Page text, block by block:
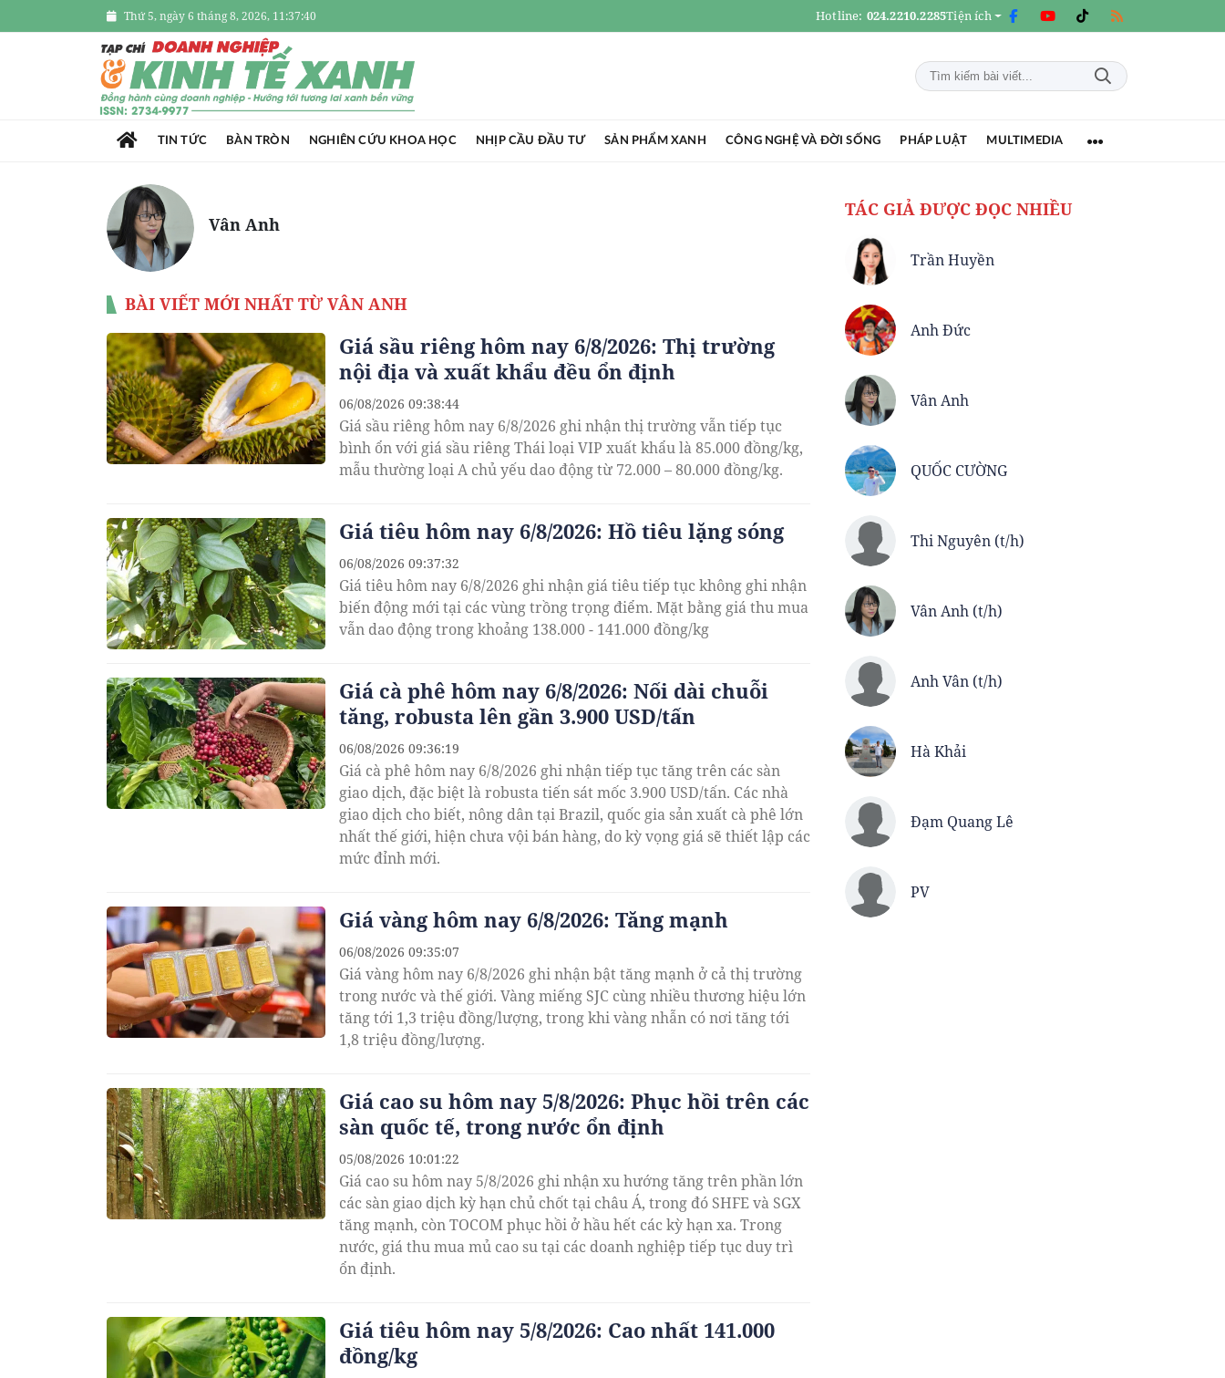
Thứ 5, ngày 6 tháng 8, 2026, 11:37:41 Hotline: 024.2210.2285Tiện ích
TIN TỨC BÀN TRÒN NGHIÊN CỨU KHOA HỌC NHỊP CẦU ĐẦU TƯ SẢN PHẨM XANH CÔNG NGHỆ VÀ ĐỜI SỐNG PHÁP LUẬT MULTIMEDIA
Vân Anh
BÀI VIẾT MỚI NHẤT TỪ VÂN ANH
Giá sầu riêng hôm nay 6/8/2026: Thị trường
nội địa và xuất khẩu đều ổn định
Giá sầu riêng hôm nay 6/8/2026 ghi nhận thị trường vẫn tiếp tục
bình ổn với giá sầu riêng Thái loại VIP xuất khẩu là 85.000 đồng/kg,
mẫu thường loại A chủ yếu dao động từ 72.000 – 80.000 đồng/kg.
06/08/2026 09:38:44
Giá tiêu hôm nay 6/8/2026: Hồ tiêu lặng sóng
Giá tiêu hôm nay 6/8/2026 ghi nhận giá tiêu tiếp tục không ghi nhận
biến động mới tại các vùng trồng trọng điểm. Mặt bằng giá thu mua
vẫn dao động trong khoảng 138.000 - 141.000 đồng/kg
06/08/2026 09:37:32
Giá cà phê hôm nay 6/8/2026: Nối dài chuỗi
tăng, robusta lên gần 3.900 USD/tấn
Giá cà phê hôm nay 6/8/2026 ghi nhận tiếp tục tăng trên các sàn
giao dịch, đặc biệt là robusta tiến sát mốc 3.900 USD/tấn. Các nhà
giao dịch cho biết, nông dân tại Brazil, quốc gia sản xuất cà phê lớn
nhất thế giới, hiện chưa vội bán hàng, do kỳ vọng giá sẽ thiết lập các
mức đỉnh mới.
06/08/2026 09:36:19
Giá vàng hôm nay 6/8/2026: Tăng mạnh
Giá vàng hôm nay 6/8/2026 ghi nhận bật tăng mạnh ở cả thị trường
trong nước và thế giới. Vàng miếng SJC cùng nhiều thương hiệu lớn
tăng tới 1,3 triệu đồng/lượng, trong khi vàng nhẫn có nơi tăng tới
1,8 triệu đồng/lượng.
06/08/2026 09:35:07
Giá cao su hôm nay 5/8/2026: Phục hồi trên các
sàn quốc tế, trong nước ổn định
Giá cao su hôm nay 5/8/2026 ghi nhận xu hướng tăng trên phần lớn
các sàn giao dịch kỳ hạn chủ chốt tại châu Á, trong đó SHFE và SGX
tăng mạnh, còn TOCOM phục hồi ở hầu hết các kỳ hạn xa. Trong
nước, giá thu mua mủ cao su tại các doanh nghiệp tiếp tục duy trì
ổn định.
05/08/2026 10:01:22
Giá tiêu hôm nay 5/8/2026: Cao nhất 141.000
đồng/kg
TÁC GIẢ ĐƯỢC ĐỌC NHIỀU
Trần Huyền
Anh Đức
Vân Anh
QUỐC CƯỜNG
Thi Nguyên (t/h)
Vân Anh (t/h)
Anh Vân (t/h)
Hà Khải
Đạm Quang Lê
PV